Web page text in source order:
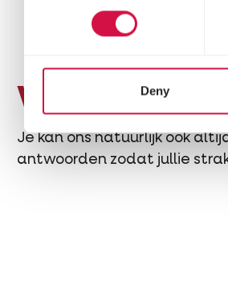
Deny
We zijn er
Je kan ons natuurlijk ook
antwoorden zodat jullie